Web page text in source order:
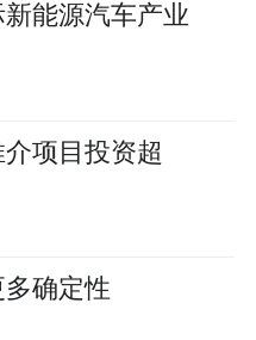
能源汽车产业
项目投资超
确定性